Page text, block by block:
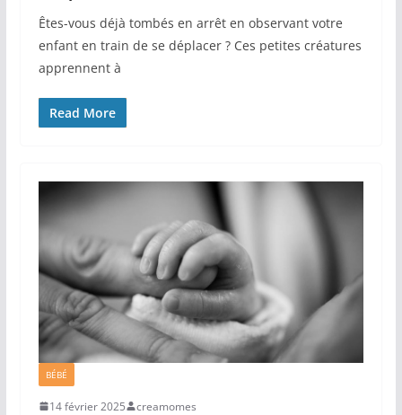
Êtes-vous déjà tombés en arrêt en observant votre
enfant en train de se déplacer ? Ces petites créatures
apprennent à
Read More
BÉBÉ
14 février 2025 creamomes